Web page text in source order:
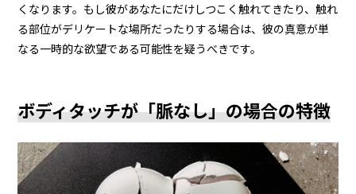
くなります。もし彼があなたにだけしつこく触れてきたり、触れ
る部位がデリケートな場所だったりする場合は、彼の真意が単
なる一時的な欲望である可能性を疑うべきです。
ボディタッチが「脈なし」の場合の特徴